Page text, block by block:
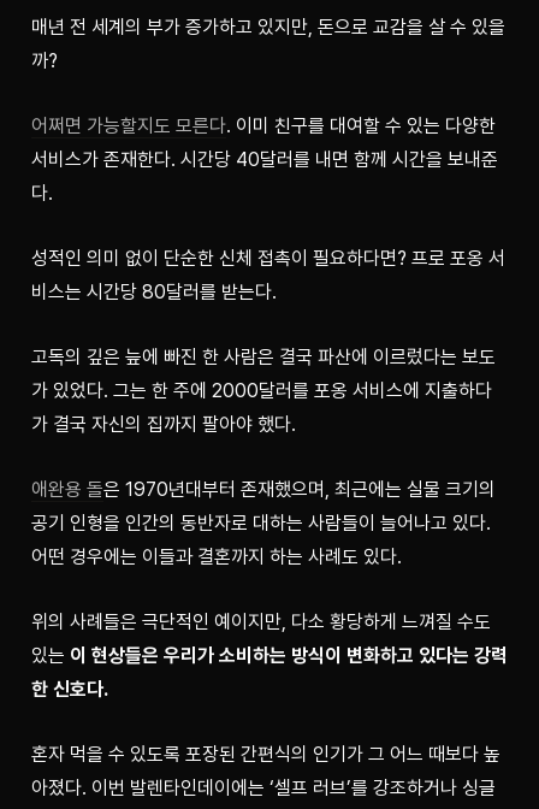
매년 전 세계의 부가 증가하고 있지만, 돈으로 교감을 살 수 있을
까?
어쩌면 가능할지도 모른다. 이미 친구를 대여할 수 있는 다양한
서비스가 존재한다. 시간당 40달러를 내면 함께 시간을 보내준
다.
성적인 의미 없이 단순한 신체 접촉이 필요하다면? 프로 포옹 서
비스는 시간당 80달러를 받는다.
고독의 깊은 늪에 빠진 한 사람은 결국 파산에 이르렀다는 보도
가 있었다. 그는 한 주에 2000달러를 포옹 서비스에 지출하다
가 결국 자신의 집까지 팔아야 했다.
애완용 돌은 1970년대부터 존재했으며, 최근에는 실물 크기의
공기 인형을 인간의 동반자로 대하는 사람들이 늘어나고 있다.
어떤 경우에는 이들과 결혼까지 하는 사례도 있다.
위의 사례들은 극단적인 예이지만, 다소 황당하게 느껴질 수도
있는 이 현상들은 우리가 소비하는 방식이 변화하고 있다는 강력
한 신호다.
혼자 먹을 수 있도록 포장된 간편식의 인기가 그 어느 때보다 높
아졌다. 이번 발렌타인데이에는 ‘셀프 러브’를 강조하거나 싱글